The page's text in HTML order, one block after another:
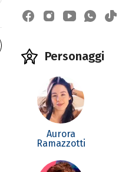
Personaggi
Aurora
Ramazzotti